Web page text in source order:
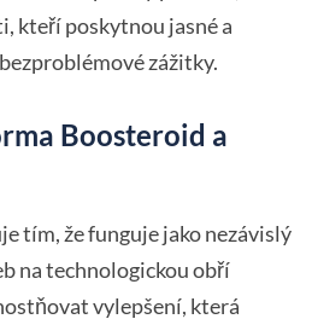
kteří poskytnou jasné a
zážitky.
Boosteroid a
tím, že funguje jako nezávislý
na technologickou obří
vylepšení, která